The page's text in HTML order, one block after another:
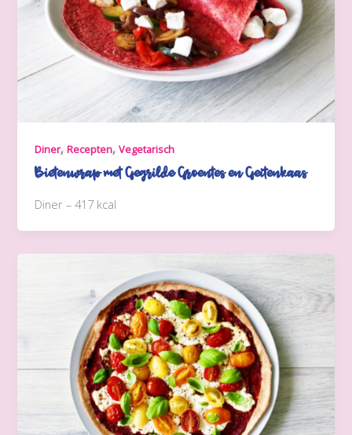
Diner,Recepten,Vegetarisch
Bietenwrap met Gegrilde Groentes en Geitenkaas
Diner – 417 kcal